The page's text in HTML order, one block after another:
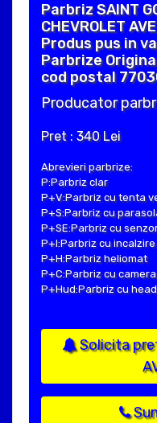
Parbriz SAINT
CHEVROLET
Produs pus in
Parbrize
cod postal
Producator
Pret : 340 Lei
Abrevieri parbrize:
P:Parbriz clar
P+V:Parbriz cu tenta
P+S:Parbriz cu
P+SE:Parbriz cu
P+I:Parbriz cu incalzire
P+H:Parbriz heliomat
P+C:Parbriz cu camera
P+Hud:Parbriz cu
Solicita